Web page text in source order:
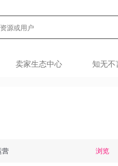
卖家生态中心 知无不
营 浏览